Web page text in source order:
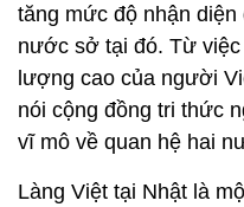
tăng mức độ nhận
nước sở tại đó. Từ
lượng cao của người
nói cộng đồng tri thức
vĩ mô về quan hệ hai
Làng Việt tại Nhật là